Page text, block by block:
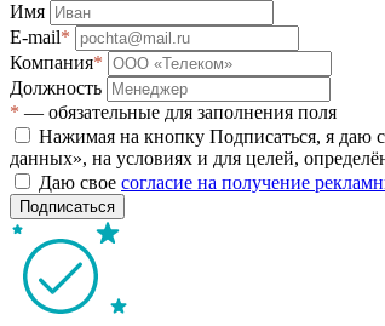
Имя
E-mail*
Компания*
Должность
* — обязательные для заполнения поля
Нажимая на кнопку Подписаться, я даю
данных», на условиях и для целей,
Даю свое согласие на получение
Подписаться